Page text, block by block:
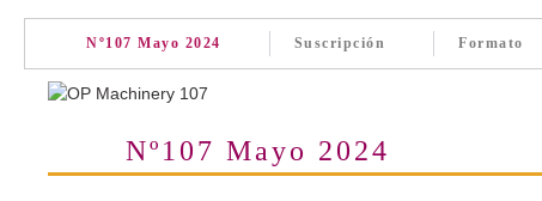
Nº107 Mayo 2024 Suscripción Formato
Nº107 Mayo 2024